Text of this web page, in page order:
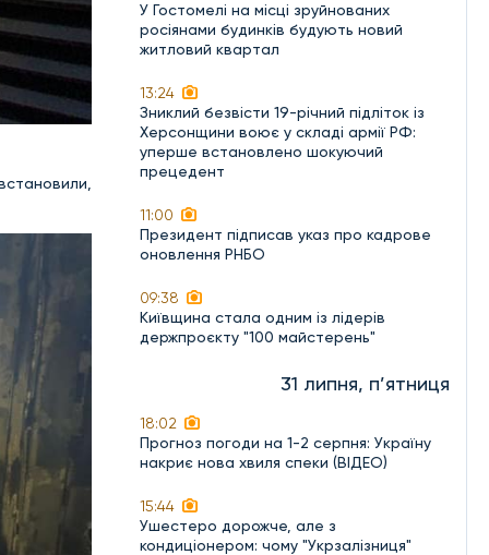
У Гостомелі на місці зруйнованих
росіянами будинків будують новий
житловий квартал
13:24
Зниклий безвісти 19-річний підліток із
Херсонщини воює у складі армії РФ:
уперше встановлено шокуючий
прецедент
11:00
Президент підписав указ про кадрове
оновлення РНБО
09:38
Київщина стала одним із лідерів
держпроєкту "100 майстерень"
31 липня, п’ятниця
18:02
Прогноз погоди на 1-2 серпня: Україну
накриє нова хвиля спеки (ВІДЕО)
15:44
Ушестеро дорожче, але з
кондиціонером: чому "Укрзалізниця"